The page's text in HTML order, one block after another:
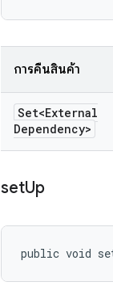
การคืนสินค้า
Set<External
Dependency>
setUp
public void